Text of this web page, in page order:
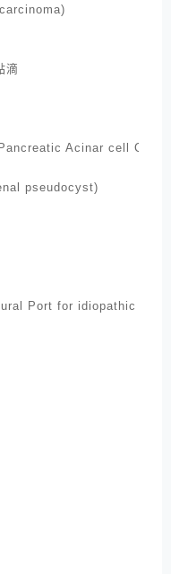
滴
Acinar cell
pseudocyst)
Port for idiopathic